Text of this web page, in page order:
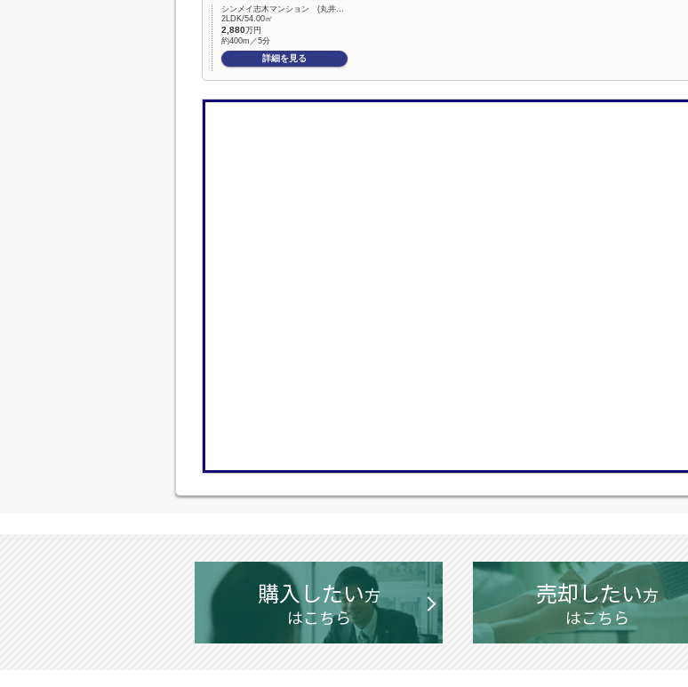
シンメイ志木マンション (丸井…
2LDK/54.00㎡
2,880万円
約400m／5分
詳細を見る
購入したい方
はこちら
売却したい方
はこちら